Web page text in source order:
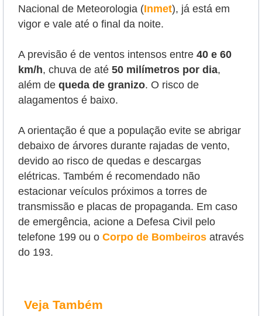
Nacional de Meteorologia (Inmet), já está em
vigor e vale até o final da noite.
A previsão é de ventos intensos entre 40 e 60
km/h, chuva de até 50 milímetros por dia,
além de queda de granizo. O risco de
alagamentos é baixo.
A orientação é que a população evite se abrigar
debaixo de árvores durante rajadas de vento,
devido ao risco de quedas e descargas
elétricas. Também é recomendado não
estacionar veículos próximos a torres de
transmissão e placas de propaganda. Em caso
de emergência, acione a Defesa Civil pelo
telefone 199 ou o Corpo de Bombeiros através
do 193.
Veja Também